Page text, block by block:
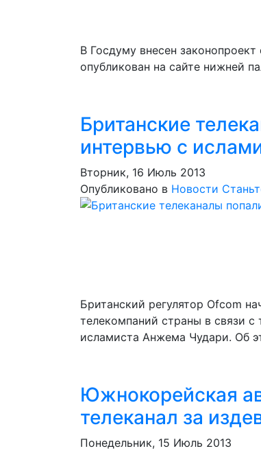
В Госдуму внесен
опубликован на сайте нижней
Британские
интервью с
Вторник, 16 Июль 2013
Опубликовано в Новости
Британский регулятор Ofcom
телекомпаний страны в связи
исламиста Анжема Чудари. Об
Южнокорейская
телеканал за
Понедельник, 15 Июль 2013